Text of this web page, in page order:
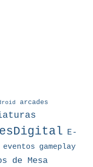
arcades
E-
eventos gameplay
de Mesa